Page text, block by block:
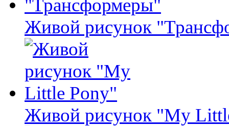
Живой рисунок
Живой рисунок "My